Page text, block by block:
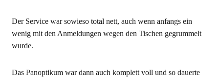
Der Service war sowieso total nett, auch wenn anfangs ein
wenig mit den Anmeldungen wegen den Tischen gegrummelt
wurde.
Das Panoptikum war dann auch komplett voll und so dauerte